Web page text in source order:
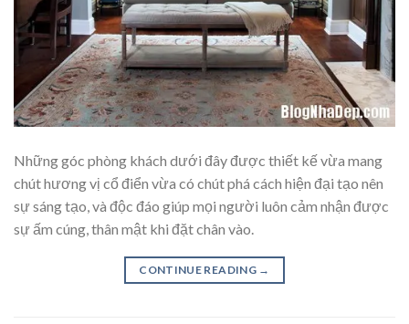
Những góc phòng khách dưới đây được thiết kế vừa mang
chút hương vị cổ điển vừa có chút phá cách hiện đại tạo nên
sự sáng tạo, và độc đáo giúp mọi người luôn cảm nhận được
sự ấm cúng, thân mật khi đặt chân vào.
CONTINUE READING →